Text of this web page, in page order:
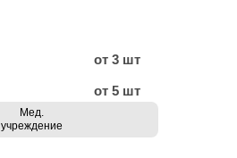
от 3 шт
от 5 шт
Мед.
учреждение